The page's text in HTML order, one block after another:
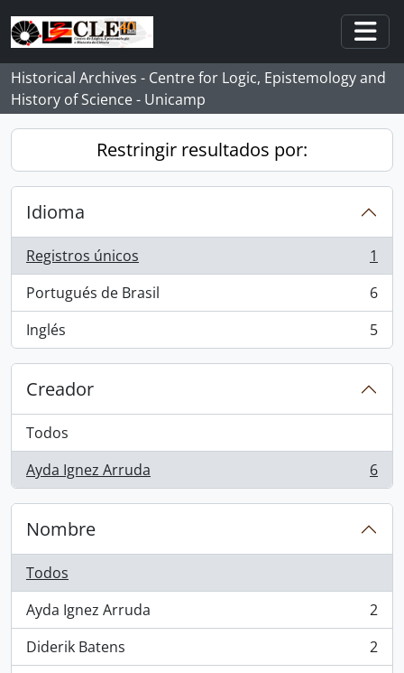
Skip to main content
Historical Archives - Centre for Logic, Epistemology and
History of Science - Unicamp
Restringir resultados por:
Idioma
Registros únicos
, 1 resultados
1
Portugués de Brasil
, 6 resultados
6
Inglés
, 5 resultados 5
Creador
Todos
Ayda Ignez Arruda
, 6 resultados 6
Nombre
Todos
Ayda Ignez Arruda
, 2 resultados
2
Diderik Batens
, 2 resultados
2